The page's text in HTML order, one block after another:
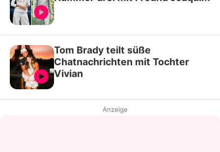
Tom Brady teilt süße
Chatnachrichten mit Tochter
Vivian
Anzeige